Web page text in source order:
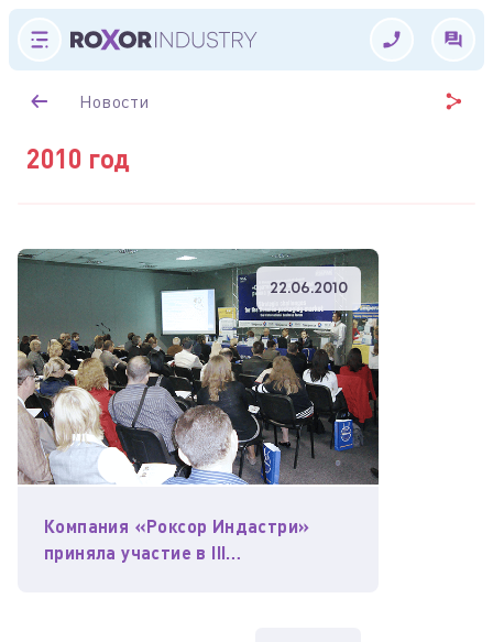
Новости
2010 год
22.06.2010
Компания «Роксор Индастри»
приняла участие в III